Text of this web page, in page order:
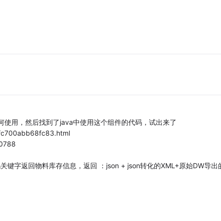
用，然后找到了java中使用这个组件的代码，试出来了
键字返回物料库存信息，返回 ：json + json转化的XML+原始DW导出